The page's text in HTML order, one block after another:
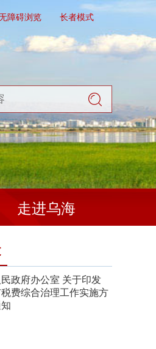
障碍浏览 长者模式
走进乌海
政府办公室 关于印发
税费综合治理工作实施方